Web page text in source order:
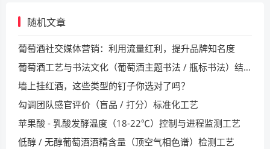
随机文章
葡萄酒社交媒体营销：利用流量红利，提升品牌知名度​
葡萄酒工艺与书法文化（葡萄酒主题书法 / 瓶标书法）结合工艺
墙上挂红酒，这些类型的钉子你选对了吗？
勾调团队感官评价（盲品 / 打分）标准化工艺
苹果酸 - 乳酸发酵温度（18-22℃）控制与进程监测工艺
低醇 / 无醇葡萄酒酒精含量（顶空气相色谱）检测工艺